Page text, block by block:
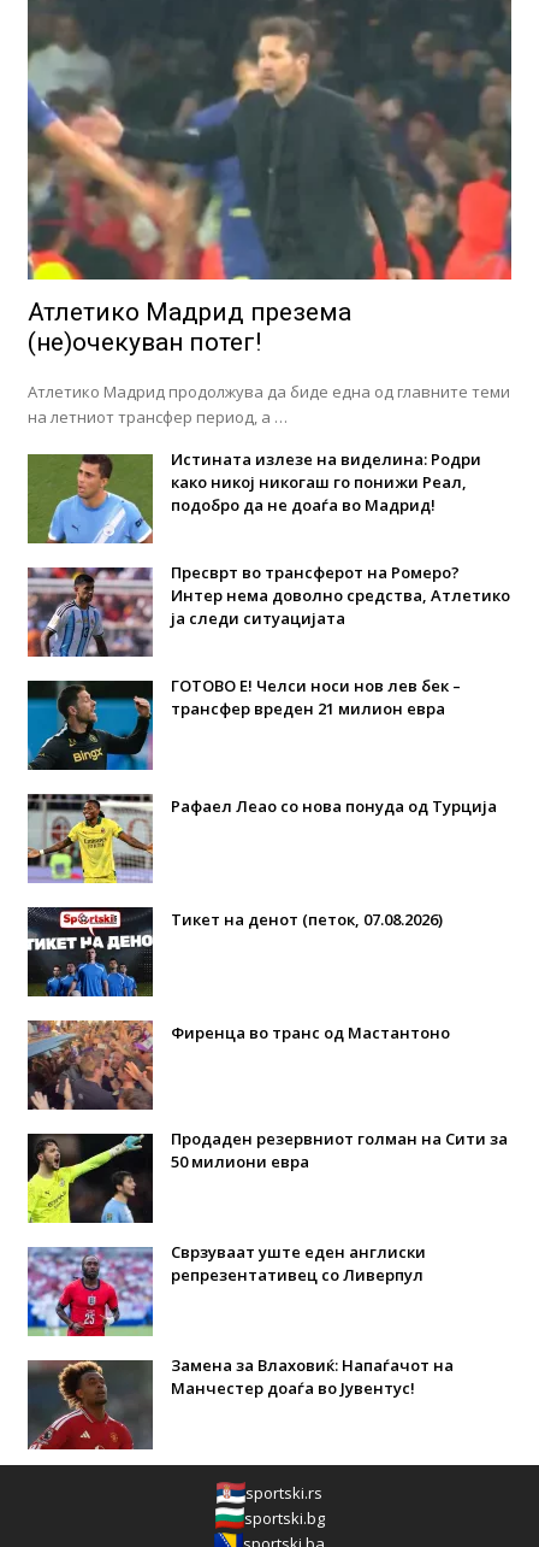
Атлетико Мадрид презема
(не)очекуван потег!
Атлетико Мадрид продолжува да биде една од главните теми
на летниот трансфер период, а …
Истината излезе на виделина: Родри
како никој никогаш го понижи Реал,
подобро да не доаѓа во Мадрид!
Пресврт во трансферот на Ромеро?
Интер нема доволно средства, Атлетико
ја следи ситуацијата
ГОТОВО Е! Челси носи нов лев бек –
трансфер вреден 21 милион евра
Рафаел Леао со нова понуда од Турција
Тикет на денот (петок, 07.08.2026)
Фиренца во транс од Мастантоно
Продаден резервниот голман на Сити за
50 милиони евра
Сврзуваат уште еден англиски
репрезентативец со Ливерпул
Замена за Влаховиќ: Напаѓачот на
Манчестер доаѓа во Јувентус!
sportski.rs
sportski.bg